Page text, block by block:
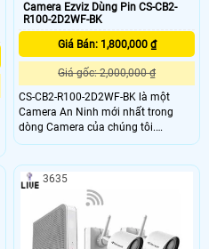
Camera Ezviz Dùng Pin CS-CB2-
R100-2D2WF-BK
Giá Bán: 1,800,000 ₫
Giá gốc: 2,000,000 ₫
CS-CB2-R100-2D2WF-BK là một
Camera An Ninh mới nhất trong
dòng Camera của chúng tôi.
Camera được trang bị công nghệ
trong nhà tốt hơn và có khả năng
lưu trữ lâu hơn thông qua công
nghệ H.265+/H.265/H
3635